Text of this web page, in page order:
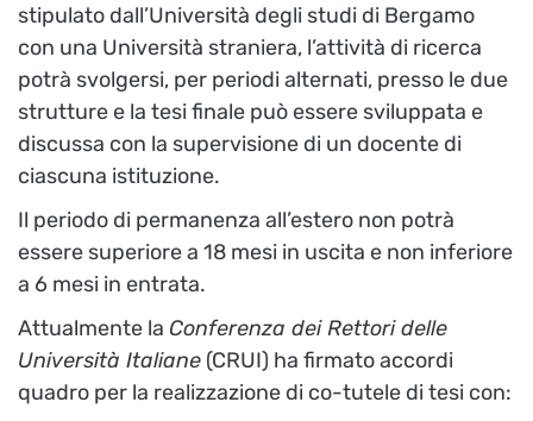
stipulato dall’Università degli studi di Bergamo
con una Università straniera, l’attività di ricerca
potrà svolgersi, per periodi alternati, presso le due
strutture e la tesi finale può essere sviluppata e
discussa con la supervisione di un docente di
ciascuna istituzione.
Il periodo di permanenza all’estero non potrà
essere superiore a 18 mesi in uscita e non inferiore
a 6 mesi in entrata.
Attualmente la Conferenza dei Rettori delle
Università Italiane (CRUI) ha firmato accordi
quadro per la realizzazione di co-tutele di tesi con: